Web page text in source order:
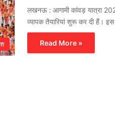
लखनऊ : आगामी कांवड़ यात्रा
व्यापक तैयारियां शुरू कर दी हैं।
Read More »